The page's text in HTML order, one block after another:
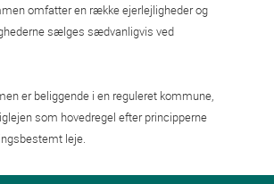
omfatter en række ejerlejligheder og
sælges sædvanligvis ved
er beliggende i en reguleret kommune,
som hovedregel efter principperne
leje.